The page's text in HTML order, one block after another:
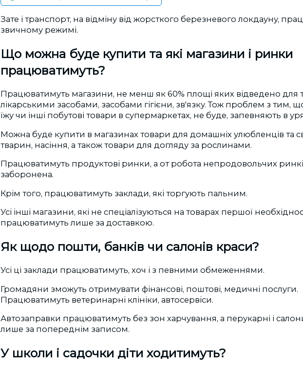
Зате і транспорт, на відміну від жорсткого березневого локдауну,
звичному режимі.
Що можна буде купити та які магазини і ринки
працюватимуть?
Працюватимуть магазини, не менш як 60% площі яких відведено для
лікарськими засобами, засобами гігієни, зв'язку. Тож проблем з тим,
їжу чи інші побутові товари в супермаркетах, не буде, запевняють в
Можна буде купити в магазинах товари для домашніх улюбленців та
тварин, насіння, а також товари для догляду за рослинами.
Працюватимуть продуктові ринки, а от робота непродовольчих
заборонена.
Крім того, працюватимуть заклади, які торгують пальним.
Усі інші магазини, які не спеціалізуються на товарах першої
працюватимуть лише за доставкою.
Як щодо пошти, банків чи салонів краси?
Усі ці заклади працюватимуть, хоч і з певними обмеженнями.
Громадяни зможуть отримувати фінансові, поштові, медичні послуги.
Працюватимуть ветеринарні клініки, автосервіси.
Автозаправки працюватимуть без зон харчування, а перукарні і
лише за попереднім записом.
У школи і садочки діти ходитимуть?